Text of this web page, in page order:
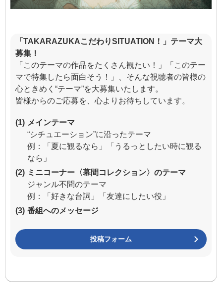
「TAKARAZUKAこだわりSITUATION！」テーマ大
募集！
「このテーマの作品をたくさん観たい！」「このテー
マで特集したら面白そう！」、そんな視聴者の皆様の
心ときめく“テーマ”を大募集いたします。
皆様からのご応募を、心よりお待ちしています。
(1) メインテーマ
“シチュエーション”に沿ったテーマ
例：「夏に観るなら」「うるっとしたい時に観る
なら」
(2) ミニコーナー〈幕間コレクション〉のテーマ
ジャンル不問のテーマ
例：「好きな台詞」「友達にしたい役」
(3) 番組へのメッセージ
投稿フォーム